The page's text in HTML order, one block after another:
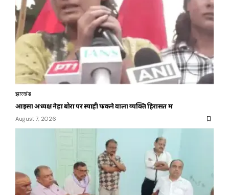
झारखंड
आइसा अध्यक्ष नेहा बोरा पर स्याही फेंकने वाला व्यक्ति हिरासत में
August 7, 2026